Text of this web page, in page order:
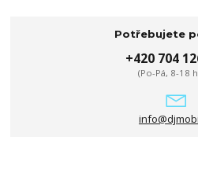
Potřebujete
+420 704
(Po-Pá, 8-18